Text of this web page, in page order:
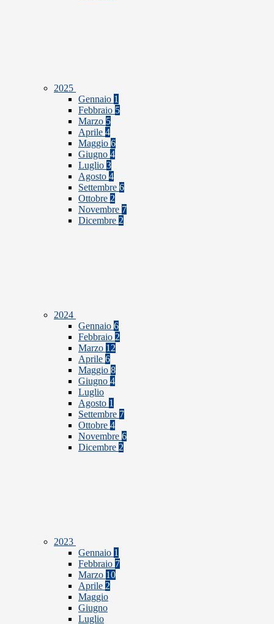
2025
Gennaio 1
Febbraio 5
Marzo 5
Aprile 4
Maggio 6
Giugno 4
Luglio 3
Agosto 4
Settembre 6
Ottobre 2
Novembre 7
Dicembre 2
2024
Gennaio 6
Febbraio 2
Marzo 12
Aprile 6
Maggio 8
Giugno 4
Luglio
Agosto 1
Settembre 7
Ottobre 4
Novembre 6
Dicembre 2
2023
Gennaio 1
Febbraio 7
Marzo 10
Aprile 2
Maggio
Giugno
Luglio